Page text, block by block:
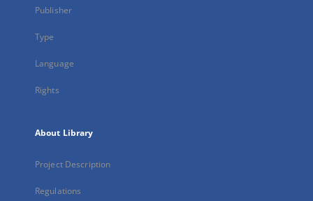
Publisher
Type
Language
Rights
About Library
Project Description
Regulations